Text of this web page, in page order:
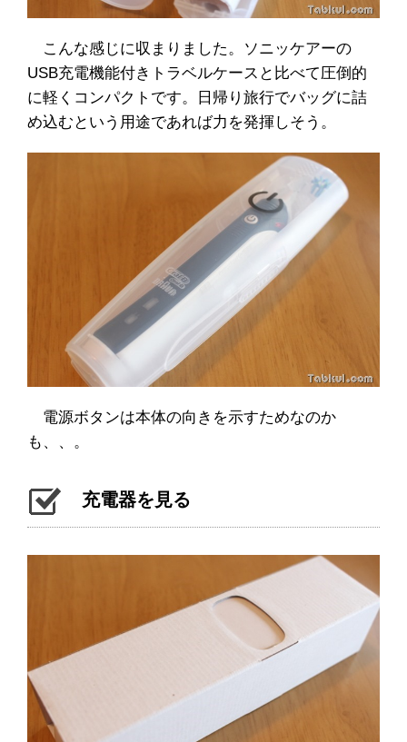
こんな感じに収まりました。ソニッケアーの
USB充電機能付きトラベルケースと比べて圧倒的
に軽くコンパクトです。日帰り旅行でバッグに詰
め込むという用途であれば力を発揮しそう。
電源ボタンは本体の向きを示すためなのか
も、、。
充電器を見る